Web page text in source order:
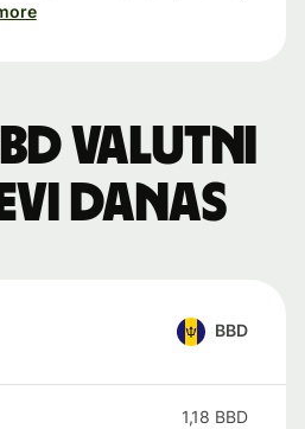
valutni
danas
BBD
1,18 BBD